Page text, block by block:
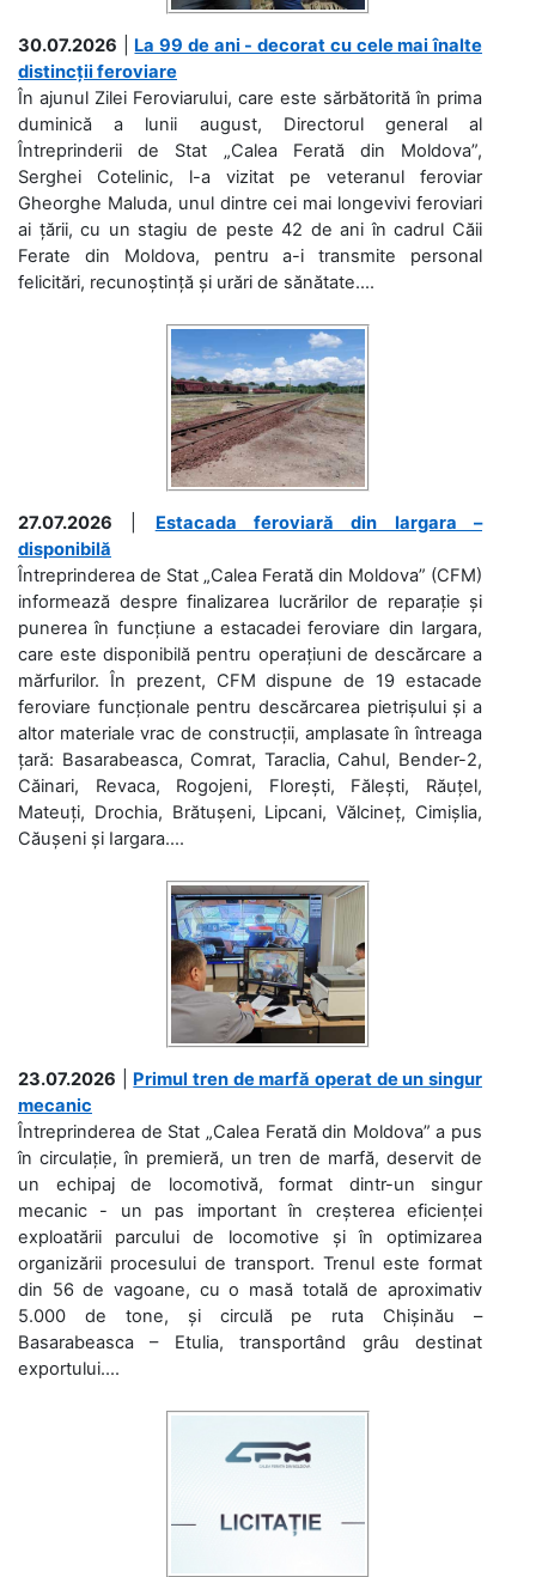
30.07.2026
La 99 de ani - decorat cu cele mai înalte
distincții feroviare
În ajunul Zilei Feroviarului, care este sărbătorită în prima
duminică a lunii august, Directorul general al
Întreprinderii de Stat „Calea Ferată din Moldova”,
Serghei Cotelinic, l-a vizitat pe veteranul feroviar
Gheorghe Maluda, unul dintre cei mai longevivi feroviari
ai țării, cu un stagiu de peste 42 de ani în cadrul Căii
Ferate din Moldova, pentru a-i transmite personal
felicitări, recunoștință și urări de sănătate....
27.07.2026
Estacada feroviară din Iargara –
disponibilă
Întreprinderea de Stat „Calea Ferată din Moldova” (CFM)
informează despre finalizarea lucrărilor de reparație și
punerea în funcțiune a estacadei feroviare din Iargara,
care este disponibilă pentru operațiuni de descărcare a
mărfurilor. În prezent, CFM dispune de 19 estacade
feroviare funcționale pentru descărcarea pietrișului și a
altor materiale vrac de construcții, amplasate în întreaga
țară: Basarabeasca, Comrat, Taraclia, Cahul, Bender-2,
Căinari, Revaca, Rogojeni, Florești, Fălești, Răuțel,
Mateuți, Drochia, Brătușeni, Lipcani, Vălcineț, Cimișlia,
Căușeni și Iargara....
23.07.2026
Primul tren de marfă operat de un singur
mecanic
Întreprinderea de Stat „Calea Ferată din Moldova” a pus
în circulație, în premieră, un tren de marfă, deservit de
un echipaj de locomotivă, format dintr-un singur
mecanic - un pas important în creșterea eficienței
exploatării parcului de locomotive și în optimizarea
organizării procesului de transport. Trenul este format
din 56 de vagoane, cu o masă totală de aproximativ
5.000 de tone, și circulă pe ruta Chișinău –
Basarabeasca – Etulia, transportând grâu destinat
exportului....